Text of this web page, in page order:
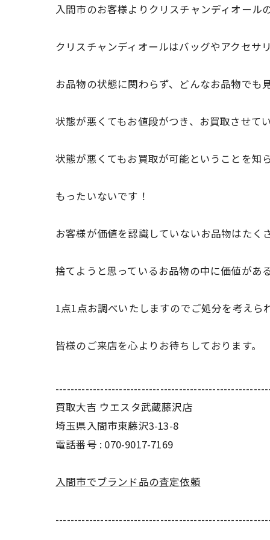
入間市のお客様よりクリスチャンディオール
クリスチャンディオールはバッグやアクセサ
お品物の状態に関わらず、どんなお品物でも
状態が悪くてもお値段がつき、お買取させて
状態が悪くてもお買取が可能ということを知
もったいないです！
お客様が価値を認識していないお品物はたく
捨てようと思っているお品物の中に価値があ
1点1点お調べいたしますのでご処分を考えら
皆様のご来店を心よりお待ちしております。
買取大吉 ウエスタ武蔵藤沢店
埼玉県入間市東藤沢3-13-8
電話番号 : 070-9017-7169
入間市でブランド品の査定依頼